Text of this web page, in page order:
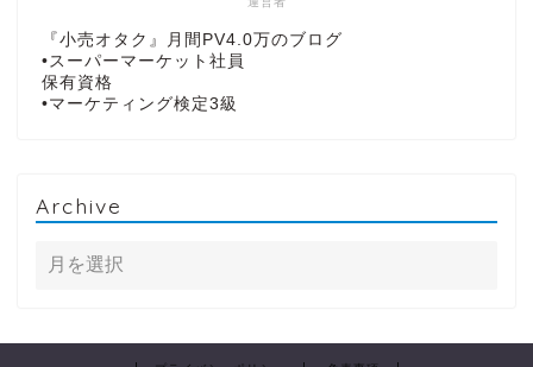
『小売オタク』月間PV4.0万のブログ
•スーパーマーケット社員
保有資格
•マーケティング検定3級
Archive